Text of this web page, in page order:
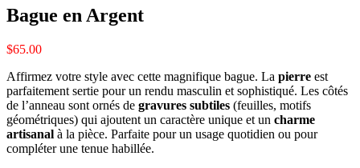
Bague en Argent
$65.00
Affirmez votre style avec cette magnifique bague. La pierre est
parfaitement sertie pour un rendu masculin et sophistiqué. Les côtés
de l’anneau sont ornés de gravures subtiles (feuilles, motifs
géométriques) qui ajoutent un caractère unique et un charme
artisanal à la pièce. Parfaite pour un usage quotidien ou pour
compléter une tenue habillée.